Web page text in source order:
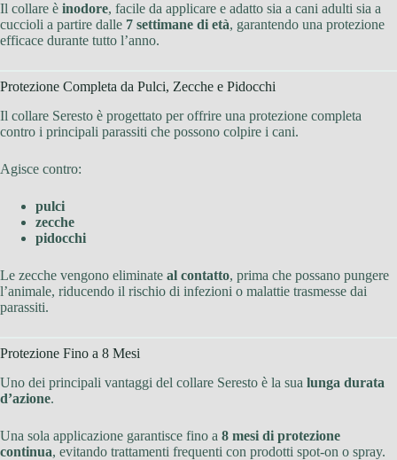
Il collare è inodore, facile da applicare e adatto sia a cani adulti sia a
cuccioli a partire dalle 7 settimane di età, garantendo una protezione
efficace durante tutto l’anno.
Protezione Completa da Pulci, Zecche e Pidocchi
Il collare Seresto è progettato per offrire una protezione completa
contro i principali parassiti che possono colpire i cani.
Agisce contro:
pulci
zecche
pidocchi
Le zecche vengono eliminate al contatto, prima che possano pungere
l’animale, riducendo il rischio di infezioni o malattie trasmesse dai
parassiti.
Protezione Fino a 8 Mesi
Uno dei principali vantaggi del collare Seresto è la sua lunga durata
d’azione.
Una sola applicazione garantisce fino a 8 mesi di protezione
continua, evitando trattamenti frequenti con prodotti spot-on o spray.